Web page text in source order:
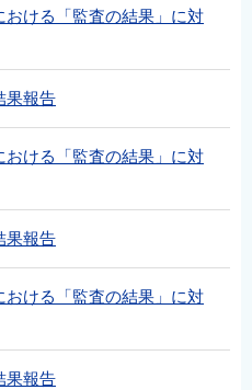
ける「監査の結果」に対
果報告
ける「監査の結果」に対
果報告
ける「監査の結果」に対
果報告